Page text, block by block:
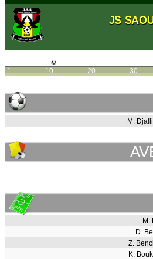
JS
1 10 20 30
M.
M.
D.
Z.
K.